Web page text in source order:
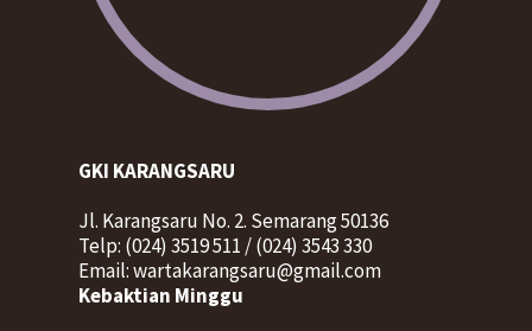
GKI KARANGSARU
Jl. Karangsaru No. 2. Semarang 50136
Telp: (024) 3519 511 / (024) 3543 330
Email: wartakarangsaru@gmail.com
Kebaktian Minggu